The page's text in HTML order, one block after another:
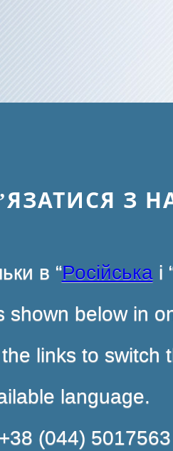
З
в “Російськаі
below in
links to switch
language.
(044) 5017563